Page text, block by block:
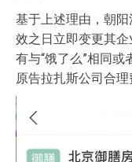
基于上述理由，朝
效之日立即变更其
有与“饿了么”相同
原告拉扎斯公司合理